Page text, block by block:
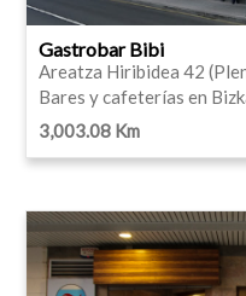
Gastrobar Bibi
Areatza Hiribidea 42
Bares y cafeterías en
3,003.08 Km